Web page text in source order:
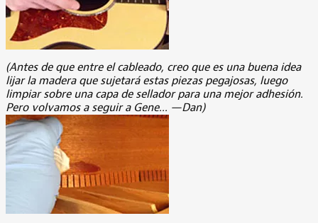
(Antes de que entre el cableado, creo que es una buena idea
lijar la madera que sujetará estas piezas pegajosas, luego
limpiar sobre una capa de sellador para una mejor adhesión.
Pero volvamos a seguir a Gene... —Dan)